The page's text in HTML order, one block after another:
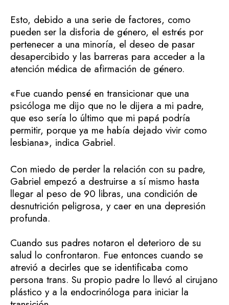
Esto, debido a una serie de factores, como
pueden ser la disforia de género, el estrés por
pertenecer a una minoría, el deseo de pasar
desapercibido y las barreras para acceder a la
atención médica de afirmación de género.
«Fue cuando pensé en transicionar que una
psicóloga me dijo que no le dijera a mi padre,
que eso sería lo último que mi papá podría
permitir, porque ya me había dejado vivir como
lesbiana», indica Gabriel.
Con miedo de perder la relación con su padre,
Gabriel empezó a destruirse a sí mismo hasta
llegar al peso de 90 libras, una condición de
desnutrición peligrosa, y caer en una depresión
profunda.
Cuando sus padres notaron el deterioro de su
salud lo confrontaron. Fue entonces cuando se
atrevió a decirles que se identificaba como
persona trans. Su propio padre lo llevó al cirujano
plástico y a la endocrinóloga para iniciar la